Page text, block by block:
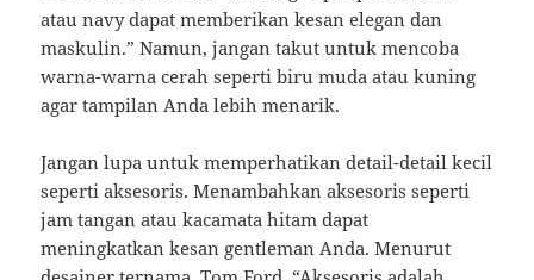
atau navy dapat memberikan kesan elegan dan
maskulin.” Namun, jangan takut untuk mencoba
warna-warna cerah seperti biru muda atau kuning
agar tampilan Anda lebih menarik.
Jangan lupa untuk memperhatikan detail-detail kecil
seperti aksesoris. Menambahkan aksesoris seperti
jam tangan atau kacamata hitam dapat
meningkatkan kesan gentleman Anda. Menurut